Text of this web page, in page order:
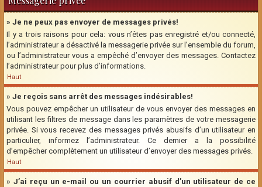
» Je ne peux pas envoyer de messages privés!
Il y a trois raisons pour cela: vous n’êtes pas enregistré et/ou connecté,
l’administrateur a désactivé la messagerie privée sur l’ensemble du forum,
ou l’administrateur vous a empêché d’envoyer des messages. Contactez
l’administrateur pour plus d’informations.
Haut
» Je reçois sans arrêt des messages indésirables!
Vous pouvez empêcher un utilisateur de vous envoyer des messages en
utilisant les filtres de message dans les paramètres de votre messagerie
privée. Si vous recevez des messages privés abusifs d’un utilisateur en
particulier, informez l’administrateur. Ce dernier a la possibilité
d’empêcher complètement un utilisateur d’envoyer des messages privés.
Haut
» J’ai reçu un e-mail ou un courrier abusif d’un utilisateur de ce